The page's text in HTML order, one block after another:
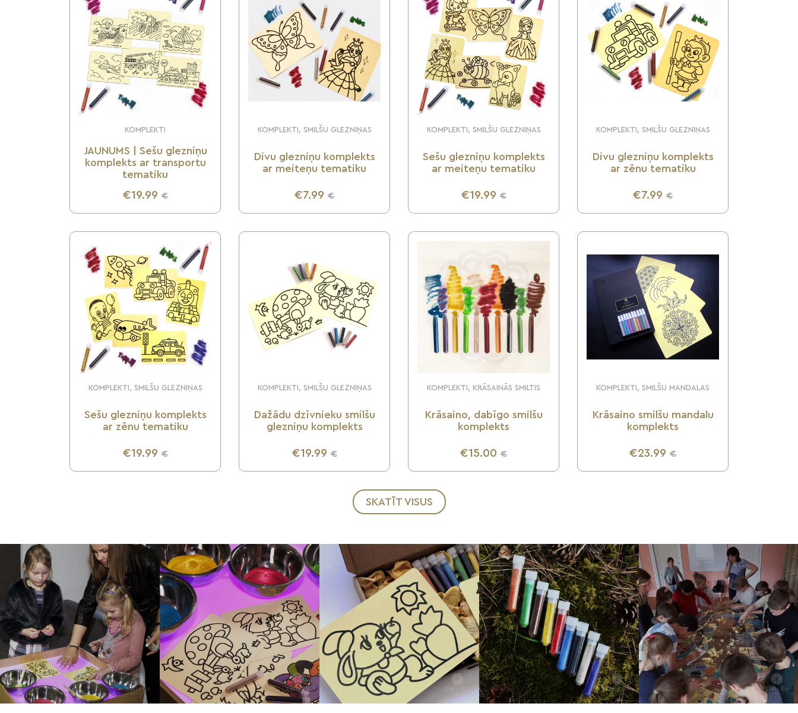
KOMPLEKTI
JAUNUMS | Sešu glezniņu
komplekts ar transportu
tematiku
€19.99 €
UZZINI VAIRĀK
KOMPLEKTI, SMILŠU GLEZNIŅAS
Divu glezniņu komplekts
ar meiteņu tematiku
€7.99 €
UZZINI VAIRĀK
KOMPLEKTI, SMILŠU GLEZNIŅAS
Sešu glezniņu komplekts
ar meiteņu tematiku
€19.99 €
UZZINI VAIRĀK
KOMPLEKTI, SMILŠU GLEZNIŅAS
Divu glezniņu komplekts
ar zēnu tematiku
€7.99 €
UZZINI VAIRĀK
KOMPLEKTI, SMILŠU GLEZNIŅAS
Sešu glezniņu komplekts
ar zēnu tematiku
€19.99 €
UZZINI VAIRĀK
KOMPLEKTI, SMILŠU GLEZNIŅAS
Dažādu dzīvnieku smilšu
glezniņu komplekts
€19.99 €
UZZINI VAIRĀK
KOMPLEKTI, KRĀSAINĀS SMILTIS
Krāsaino, dabīgo smilšu
komplekts
€15.00 €
UZZINI VAIRĀK
KOMPLEKTI, SMILŠU MANDALAS
Krāsaino smilšu mandalu
komplekts
€23.99 €
UZZINI VAIRĀK
SKATĪT VISUS